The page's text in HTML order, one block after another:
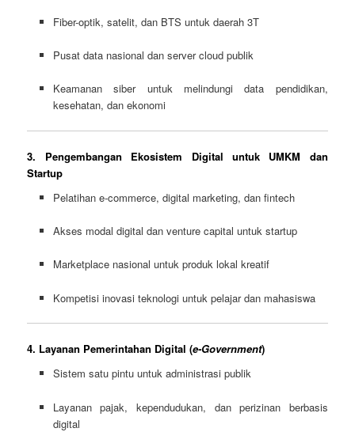
Fiber-optik, satelit, dan BTS untuk daerah 3T
Pusat data nasional dan server cloud publik
Keamanan siber untuk melindungi data pendidikan,
kesehatan, dan ekonomi
3. Pengembangan Ekosistem Digital untuk UMKM dan
Startup
Pelatihan e-commerce, digital marketing, dan fintech
Akses modal digital dan venture capital untuk startup
Marketplace nasional untuk produk lokal kreatif
Kompetisi inovasi teknologi untuk pelajar dan mahasiswa
4. Layanan Pemerintahan Digital (e-Government)
Sistem satu pintu untuk administrasi publik
Layanan pajak, kependudukan, dan perizinan berbasis
digital